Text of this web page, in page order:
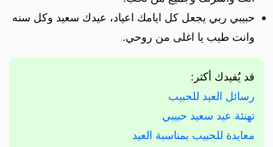
حبيبي ربي يجعل كل ايامك اعياد، عيدك سعيد وكل سنه
وانت طيب يا اغلى من روحي.
قد يُفيدك أكثر:
رسائل العيد للحبيب
تهنئة عيد سعيد حبيبي
معايدة للحبيب بمناسبة العيد